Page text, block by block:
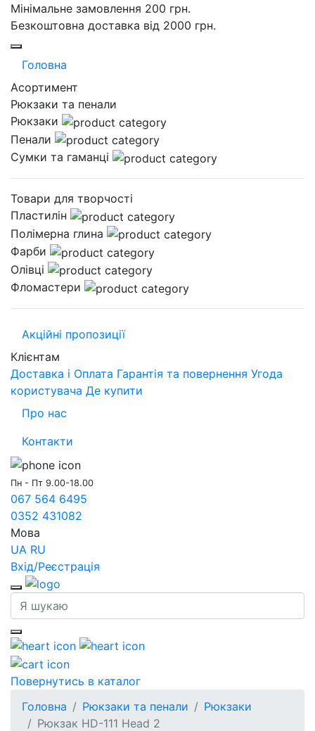
Мінімальне замовлення 200 грн.
Безкоштовна доставка від 2000 грн.
Головна
Асортимент
Рюкзаки та пенали
Рюкзаки
Пенали
Сумки та гаманці
Товари для творчості
Пластилін
Полімерна глина
Фарби
Олівці
Фломастери
Акційні пропозиції
Клієнтам
Доставка і Оплата Гарантія та повернення Угода
користувача Де купити
Про нас
Контакти
Пн - Пт 9.00-18.00
067 564 6495
0352 431082
Мова
UA RU
Вхід/Реєстрація
Повернутись в каталог
Головна
Рюкзаки та пенали
Рюкзаки
Рюкзак HD-111 Head 2